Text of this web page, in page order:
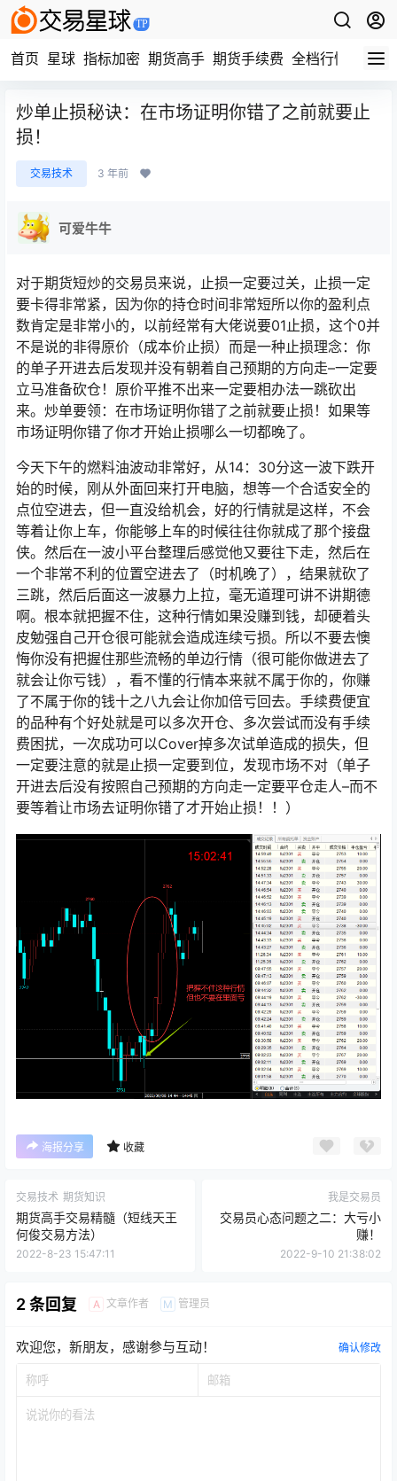
首页 星球 指标加密 期货高手 期货手续费 全档行情 视频
炒单止损秘诀：在市场证明你错了之前就要止
损！
交易技术 3 年前
可爱牛牛
对于期货短炒的交易员来说，止损一定要过关，止损一定
要卡得非常紧，因为你的持仓时间非常短所以你的盈利点
数肯定是非常小的，以前经常有大佬说要01止损，这个0并
不是说的非得原价（成本价止损）而是一种止损理念：你
的单子开进去后发现并没有朝着自己预期的方向走–一定要
立马准备砍仓！原价平推不出来一定要相办法一跳砍出
来。炒单要领：在市场证明你错了之前就要止损！如果等
市场证明你错了你才开始止损哪么一切都晚了。
今天下午的燃料油波动非常好，从14：30分这一波下跌开
始的时候，刚从外面回来打开电脑，想等一个合适安全的
点位空进去，但一直没给机会，好的行情就是这样，不会
等着让你上车，你能够上车的时候往往你就成了那个接盘
侠。然后在一波小平台整理后感觉他又要往下走，然后在
一个非常不利的位置空进去了（时机晚了），结果就砍了
三跳，然后后面这一波暴力上拉，毫无道理可讲不讲期德
啊。根本就把握不住，这种行情如果没赚到钱，却硬着头
皮勉强自己开仓很可能就会造成连续亏损。所以不要去懊
悔你没有把握住那些流畅的单边行情（很可能你做进去了
就会让你亏钱），看不懂的行情本来就不属于你的，你赚
了不属于你的钱十之八九会让你加倍亏回去。手续费便宜
的品种有个好处就是可以多次开仓、多次尝试而没有手续
费困扰，一次成功可以Cover掉多次试单造成的损失，但
一定要注意的就是止损一定要到位，发现市场不对（单子
开进去后没有按照自己预期的方向走一定要平仓走人–而不
要等着让市场去证明你错了才开始止损！！）
海报分享 收藏
交易技术 期货知识
期货高手交易精髓（短线天王
何俊交易方法）
2022-8-23 15:47:11
我是交易员
交易员心态问题之二：大亏小
赚！
2022-9-10 21:38:02
2 条回复 A 文章作者 M 管理员
欢迎您，新朋友，感谢参与互动！ 确认修改